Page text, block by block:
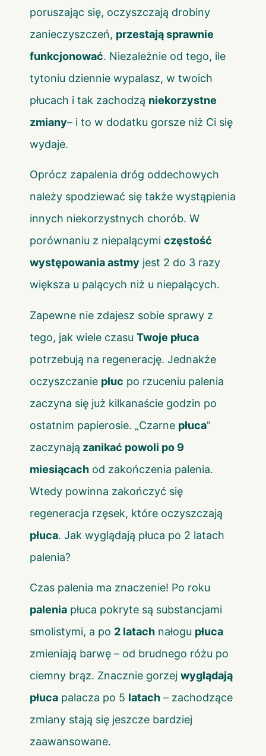
poruszając się, oczyszczają drobiny
zanieczyszczeń, przestają sprawnie
funkcjonować. Niezależnie od tego, ile
tytoniu dziennie wypalasz, w twoich
płucach i tak zachodzą niekorzystne
zmiany– i to w dodatku gorsze niż Ci się
wydaje.
Oprócz zapalenia dróg oddechowych
należy spodziewać się także wystąpienia
innych niekorzystnych chorób. W
porównaniu z niepalącymi częstość
występowania astmy jest 2 do 3 razy
większa u palących niż u niepalących.
Zapewne nie zdajesz sobie sprawy z
tego, jak wiele czasu Twoje płuca
potrzebują na regenerację. Jednakże
oczyszczanie płuc po rzuceniu palenia
zaczyna się już kilkanaście godzin po
ostatnim papierosie. „Czarne płuca”
zaczynają zanikać powoli po 9
miesiącach od zakończenia palenia.
Wtedy powinna zakończyć się
regeneracja rzęsek, które oczyszczają
płuca. Jak wyglądają płuca po 2 latach
palenia?
Czas palenia ma znaczenie! Po roku
palenia płuca pokryte są substancjami
smolistymi, a po 2 latach nałogu płuca
zmieniają barwę – od brudnego różu po
ciemny brąz. Znacznie gorzej wyglądają
płuca palacza po 5 latach – zachodzące
zmiany stają się jeszcze bardziej
zaawansowane.